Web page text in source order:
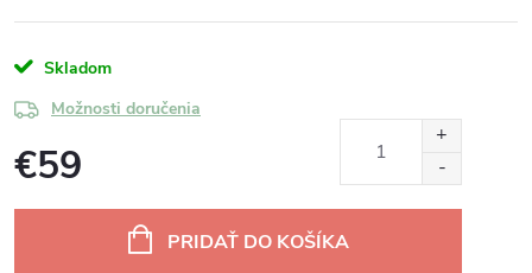
Skladom
Možnosti doručenia
€59
PRIDAŤ DO KOŠÍKA